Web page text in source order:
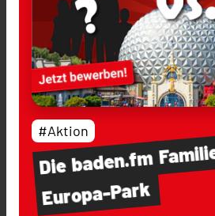
Diebaden.fm
Europa-Park
#Aktion